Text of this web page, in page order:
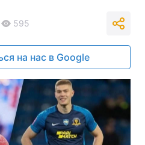
595
на нас в Google